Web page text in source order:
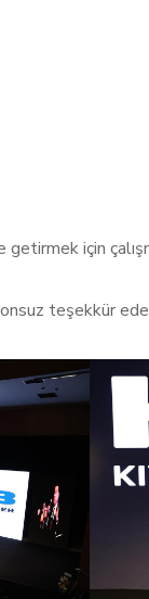
getirmek için
teşekkür